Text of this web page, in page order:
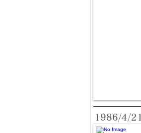
1986/4/21